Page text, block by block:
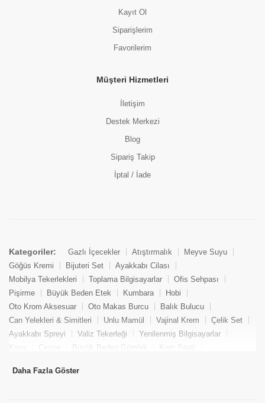
Kayıt Ol
Siparişlerim
Favorilerim
Müşteri Hizmetleri
İletişim
Destek Merkezi
Blog
Sipariş Takip
İptal / İade
Kategoriler: Gazlı İçecekler Atıştırmalık
Meyve Suyu
Göğüs Kremi
Bijuteri Set
Ayakkabı Cilası
Mobilya Tekerlekleri
Toplama Bilgisayarlar
Ofis Sehpası
Pişirme
Büyük Beden Etek Kumbara
Hobi
Oto Krom Aksesuar
Oto Makas Burcu
Balık Bulucu
Can Yelekleri & Simitleri
Unlu Mamül Vajinal Krem
Çelik Set
Ayakkabı Spreyi
Valiz Tekerleği
Yenilenmiş Bilgisayarlar
Kasa
Cezve Büyük Beden Gömlek
Kum Saati
Tekne Bağlama & Demirleme
Daha Fazla Göster